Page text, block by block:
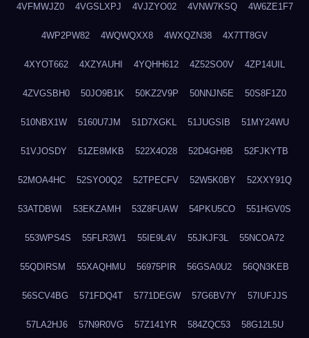
4VFMWJZ0 4VGSLXPJ 4VJZYO02 4VNW7KSQ 4W6ZE1F7
4WP2PW82 4WQWQXX8 4WXQZN38 4X7TT8GV
4XYOT662 4XZYAUHI 4YQHH612 4Z52SO0V 4ZP14UIL
4ZVGSBH0 50JO9B1K 50KZ2V9P 50NNJN5E 50S8F1Z0
510NBX1W 5160U7JM 51D7XGKL 51JUGSIB 51MY24WU
51VJOSDY 51ZE8MKB 522X4O28 52D4GH9B 52FJKYTB
52MOA4HC 52SYO0Q2 52TPECFV 52W5K0BY 52XXY91Q
53ATDBWI 53EKZAMH 53Z8FUAW 54PKU5CO 551HGV0S
553WPS4S 55FLR3W1 55IE9L4V 55JKJF3L 55NCOA72
55QDIRSM 55XAQHMU 56975PIR 56GSA0U2 56QN3KEB
56SCV4BG 571FDQ4T 5771DEGW 57G6BV7Y 57IUFJJS
57LA2HJ6 57N9R0VG 57Z141YR 584ZQC53 58G12L5U